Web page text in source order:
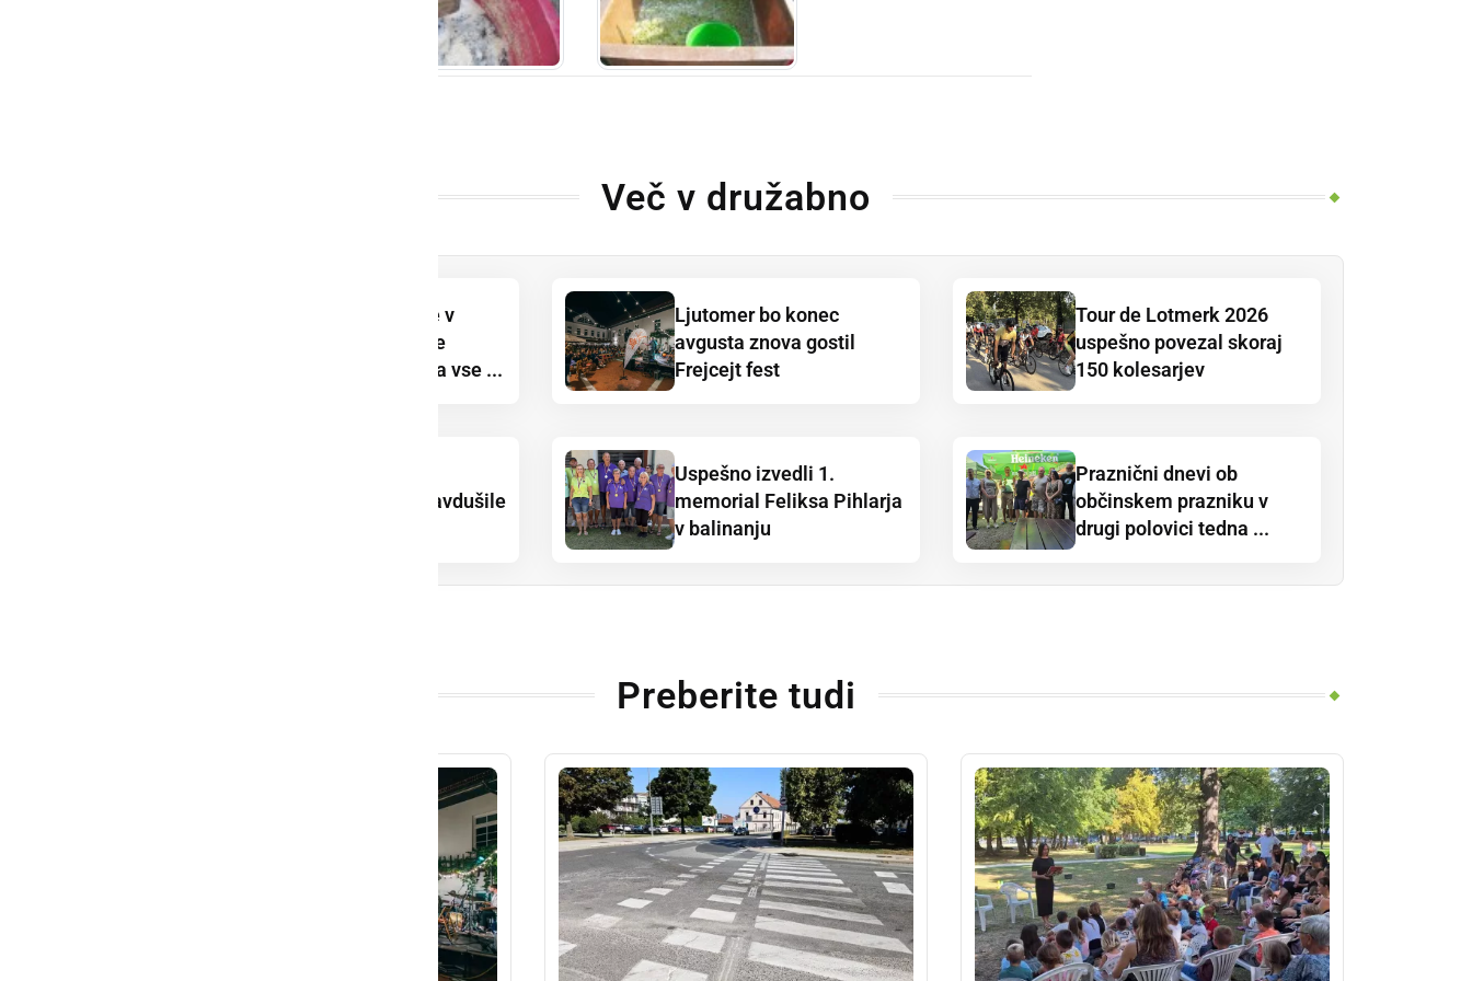
Več v družabno
Nepozabno poletje v
Baški: 94 otrok si je
nabralo spomine za vse ...
Ljutomer bo konec
avgusta znova gostil
Frejcejt fest
Tour de Lotmerk 2026
uspešno povezal skoraj
150 kolesarjev
Lotmerk na vodi navdušile
Uspešno izvedli 1.
memorial Feliksa Pihlarja
v balinanju
Praznični dnevi ob
občinskem prazniku v
drugi polovici tedna ...
Preberite tudi